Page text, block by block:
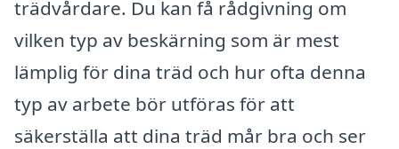
trädvårdare. Du kan få rådgivning om
vilken typ av beskärning som är mest
lämplig för dina träd och hur ofta denna
typ av arbete bör utföras för att
säkerställa att dina träd mår bra och ser